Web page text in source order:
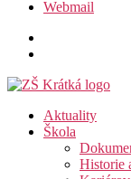
Webmail
Aktuality
Škola
Historie